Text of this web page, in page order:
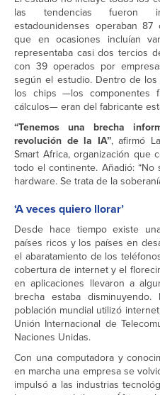
las tendencias fueron
estadounidenses operaban
que en ocasiones incluían
representaba casi dos tercios
con 39 operados por
según el estudio. Dentro de
los chips —los componentes
cálculos— eran del fabricante
“Tenemos una brecha
revolución de la IA”, afirmó
Smart Africa, organización que
todo el continente. Añadió:
hardware. Se trata de la
‘A veces quiero llorar’
Desde hace tiempo existe
países ricos y los países en
el abaratamiento de los
cobertura de internet y el
en aplicaciones llevaron a
brecha estaba
población mundial utilizó
Unión Internacional de
Naciones Unidas.
Con una computadora y
en marcha una empresa se
impulsó a las industrias